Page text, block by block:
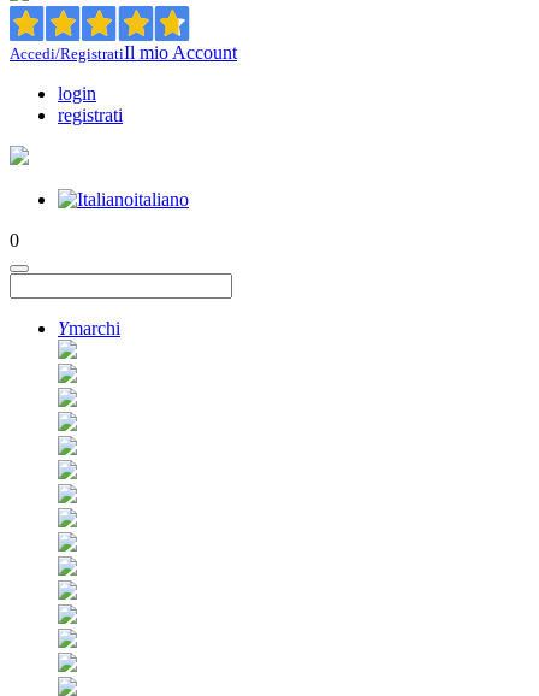
Accedi/RegistratiIl mio Account
login
registrati
italiano
0
Ymarchi